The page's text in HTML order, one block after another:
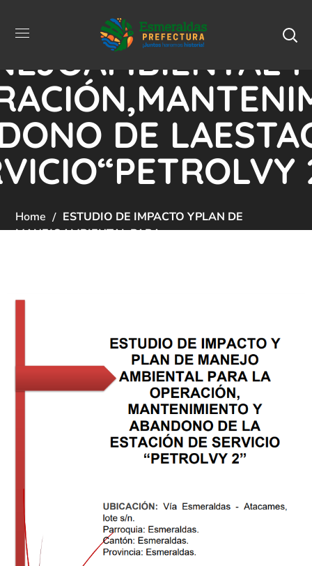
DE IMPACTO
DE
Home
ESTUDIO DE IMPACTO YPLAN DE
MANEJOAMBIENTAL PARA